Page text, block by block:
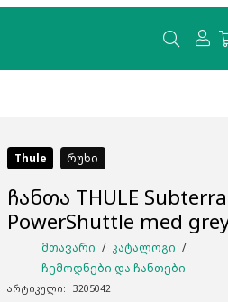
Thule რუხი
ჩანთა THULE
PowerShuttle med
ᲛᲗᲐᲕᲐᲠᲘ / ᲙᲐᲢᲐᲚᲝᲒᲘ /
ᲩᲔᲛᲝᲓᲜᲔᲑᲘ ᲓᲐ ᲩᲐᲜᲗᲔᲑᲘ
არტიკული: 3205042